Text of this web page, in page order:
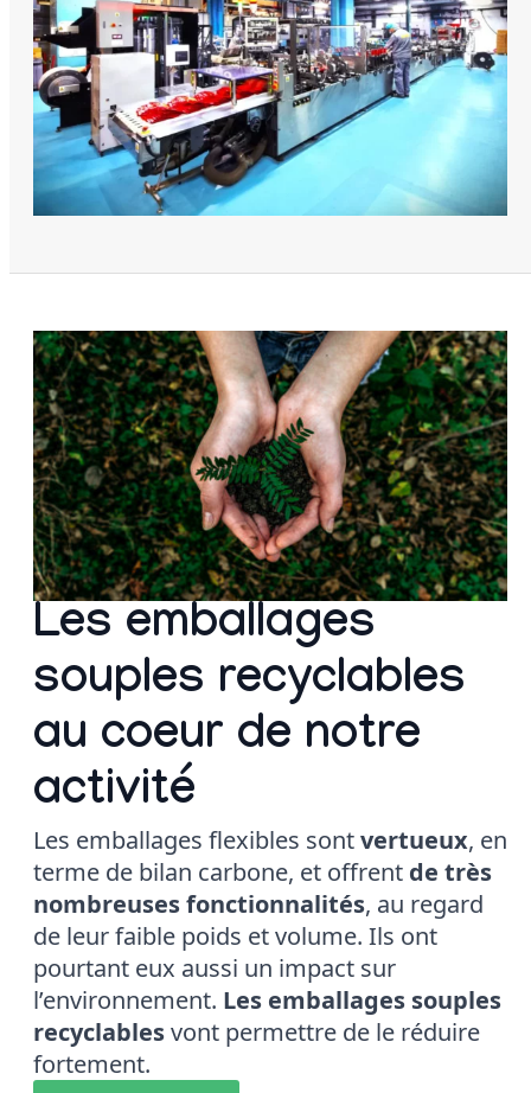
Les emballages
souples recyclables
au coeur de notre
activité
Les emballages flexibles sontvertueux, en
terme de bilan carbone, et offrent de très
nombreuses fonctionnalités, au regard
de leur faible poids et volume. Ils ont
pourtant eux aussi un impact sur
l’environnement. Les emballages souples
recyclablesvont permettre de le réduire
fortement.